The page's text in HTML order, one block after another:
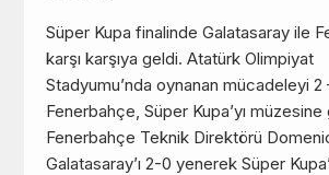
Süper Kupa finalinde Galatasaray ile
karşı karşıya geldi. Atatürk Olimpiyat
Stadyumu’nda oynanan mücadeleyi 2
Fenerbahçe, Süper Kupa’yı
Fenerbahçe Teknik Direktörü
Galatasaray’ı 2-0 yenerek Süper